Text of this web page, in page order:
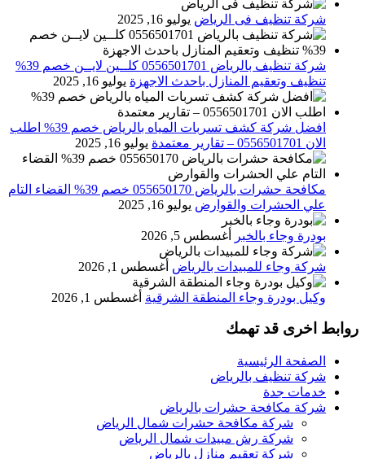
شركة تنظيف فى الرياض يوليو 16, 2025
شركة تنظيف بالرياض 0556501701 كلــين لايــن خصم 39%
تنظيف وتعقيم المنازل باحدث الاجهزة يوليو 16, 2025
افضل شركة كشف تسربات المياه بالرياض خصم 39% اطلب
الان 0556501701‬‏ – تقارير معتمدة
يوليو 16, 2025
مكافحة حشرات بالرياض 055650170 خصم 39% القضاء التام
علي الحشرات والقوارض يوليو 16, 2025
بودرة وجاء بالخبر أغسطس 5, 2026
شركة وجاء للمبيدات بالرياض أغسطس 1, 2026
وكيل بودرة وجاء المنطقة الشرقية أغسطس 1, 2026
روابط اخرى قد تهمك
الصفحة الرئيسية
شركة تنظيف بالرياض
خدمات جدة
شركة مكافحة حشرات بالرياض
شركة مكافحة حشرات شمال الرياض
شركة رش مبيدات شمال الرياض
شركة تعقيم منازل بالرياض